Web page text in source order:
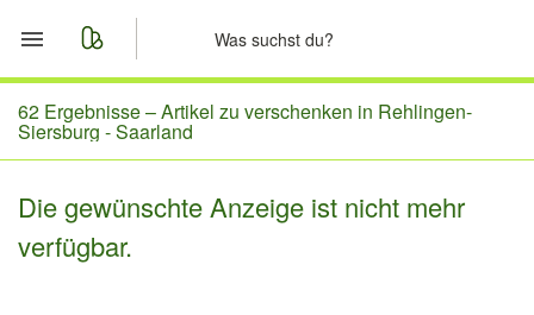
Start
Merkliste
Nachrichten
62 Ergebnisse –Artikel zu verschenken in Rehlingen-
Siersburg - Saarland
Die gewünschte Anzeige ist nicht mehr
verfügbar.